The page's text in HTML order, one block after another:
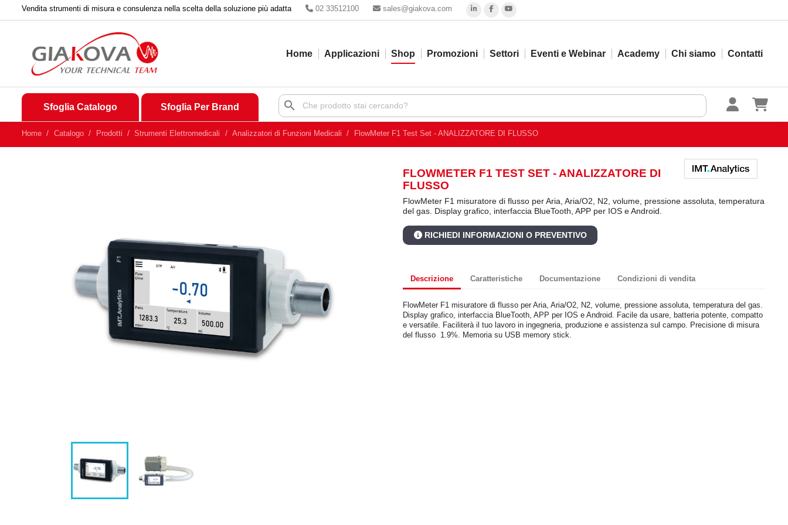
Vendita strumenti di misura e consulenza nella scelta della soluzione più adatta 02 33512100 sales@giakova.com
Home Applicazioni Shop Promozioni Settori Eventi e Webinar Academy Chi siamo Contatti
Sfoglia Catalogo Sfoglia Per Brand search
Home Catalogo Prodotti Strumenti Elettromedicali Analizzatori di Funzioni Medicali FlowMeter F1 Test Set - ANALIZZATORE DI FLUSSO
FLOWMETER F1 TEST SET - ANALIZZATORE DI
FLUSSO
FlowMeter F1 misuratore di flusso per Aria, Aria/O2, N2, volume, pressione assoluta, temperatura
del gas. Display grafico, interfaccia BlueTooth, APP per IOS e Android.
RICHIEDI INFORMAZIONI O PREVENTIVO
Descrizione Caratteristiche Documentazione Condizioni di vendita
FlowMeter F1 misuratore di flusso per Aria, Aria/O2, N2, volume, pressione assoluta, temperatura del gas.
Display grafico, interfaccia BlueTooth, APP per IOS e Android. Facile da usare, batteria potente, compatto
e versatile. Faciliterà il tuo lavoro in ingegneria, produzione e assistenza sul campo. Precisione di misura
del flusso 1.9%. Memoria su USB memory stick.